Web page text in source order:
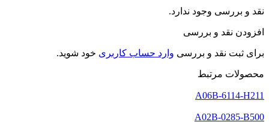
نقد و بررسی وجود ندارد.
افزودن نقد و بررسی
برای ثبت نقد و بررسی وارد حساب کاربری خود شوید.
محصولات مرتبط
A06B-6114-H211
A02B-0285-B500